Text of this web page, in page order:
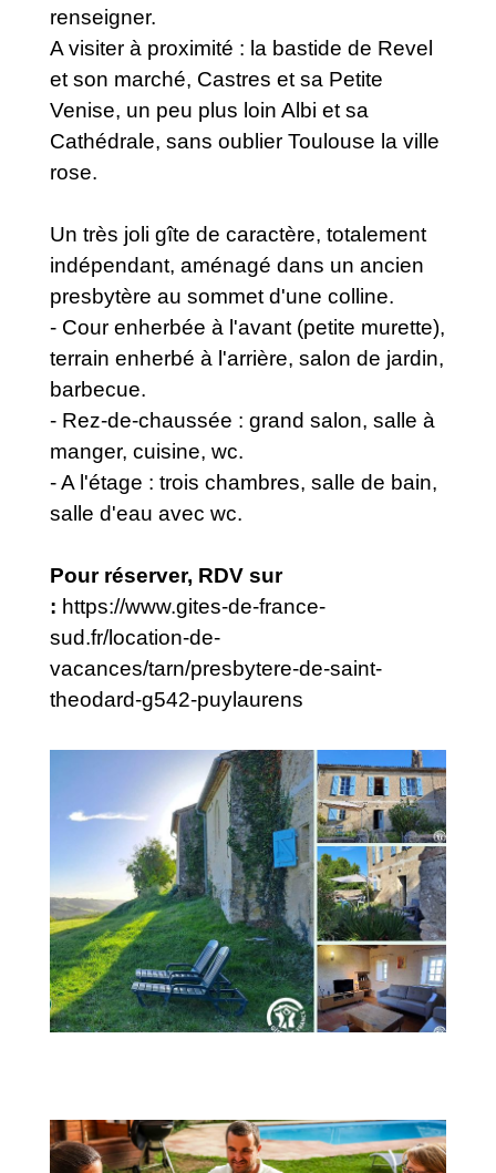
renseigner.
A visiter à proximité : la bastide de Revel
et son marché, Castres et sa Petite
Venise, un peu plus loin Albi et sa
Cathédrale, sans oublier Toulouse la ville
rose.
Un très joli gîte de caractère, totalement
indépendant, aménagé dans un ancien
presbytère au sommet d'une colline.
- Cour enherbée à l'avant (petite murette),
terrain enherbé à l'arrière, salon de jardin,
barbecue.
- Rez-de-chaussée : grand salon, salle à
manger, cuisine, wc.
- A l'étage : trois chambres, salle de bain,
salle d'eau avec wc.
Pour réserver, RDV sur
: https://www.gites-de-france-
sud.fr/location-de-
vacances/tarn/presbytere-de-saint-
theodard-g542-puylaurens